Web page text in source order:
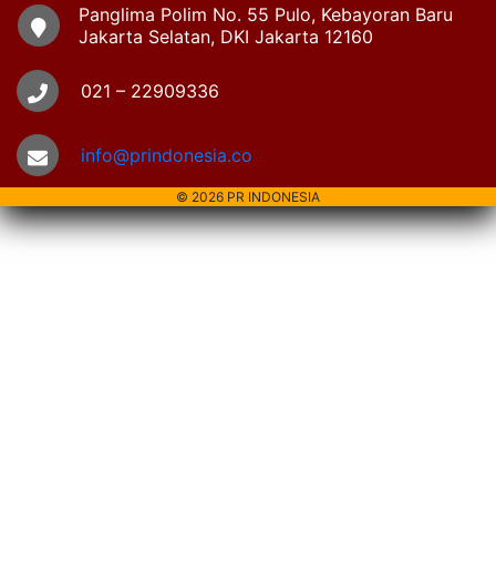
Panglima Polim No. 55 Pulo, Kebayoran Baru
Jakarta Selatan, DKI Jakarta 12160
021 – 22909336
info@prindonesia.co
© 2026 PR INDONESIA